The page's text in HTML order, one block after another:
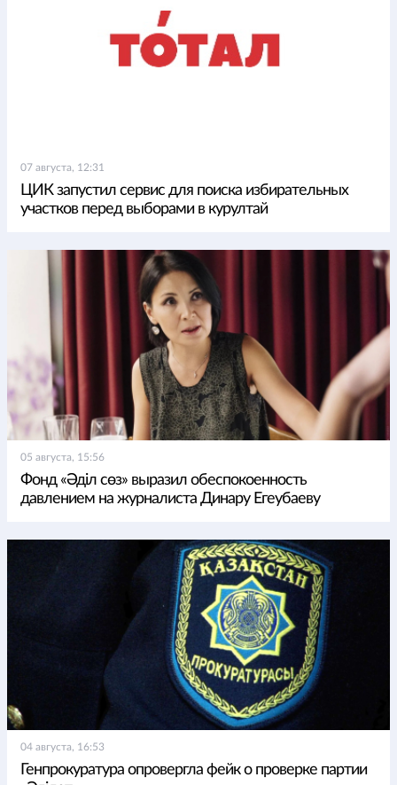
07 августа, 12:31
ЦИК запустил сервис для поиска избирательных
участков перед выборами в курултай
05 августа, 15:56
Фонд «Әділ сөз» выразил обеспокоенность
давлением на журналиста Динару Егеубаеву
04 августа, 16:53
Генпрокуратура опровергла фейк о проверке партии